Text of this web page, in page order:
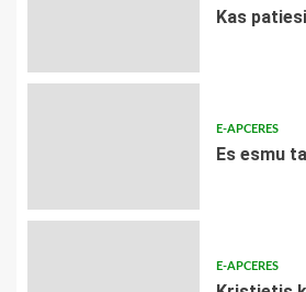
​Kas
E-APCERES
Es esmu
E-APCERES